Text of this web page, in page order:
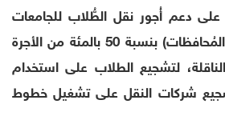
دعم أُجور نقل الطُّلاب للجامعات
الرسمية (الخطوط بين المُحافظات) بنسبة 50 بالمئة من الأجرة
لتشجيع الطلاب على استخدام
شركات النقل على تشغيل خطوط